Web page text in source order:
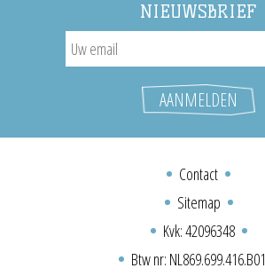
NIEUWSBRIEF
Contact
Sitemap
Kvk: 42096348
Btw nr: NL869.699.416.B01